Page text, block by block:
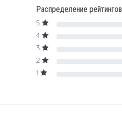
Распределение рейтингов
5
4
3
2
1